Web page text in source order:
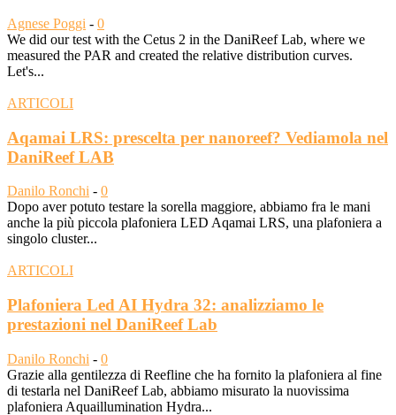
Agnese Poggi - 0
We did our test with the Cetus 2 in the DaniReef Lab, where we
measured the PAR and created the relative distribution curves.
Let's...
ARTICOLI
Aqamai LRS: prescelta per nanoreef? Vediamola nel
DaniReef LAB
Danilo Ronchi - 0
Dopo aver potuto testare la sorella maggiore, abbiamo fra le mani
anche la più piccola plafoniera LED Aqamai LRS, una plafoniera a
singolo cluster...
ARTICOLI
Plafoniera Led AI Hydra 32: analizziamo le
prestazioni nel DaniReef Lab
Danilo Ronchi - 0
Grazie alla gentilezza di Reefline che ha fornito la plafoniera al fine
di testarla nel DaniReef Lab, abbiamo misurato la nuovissima
plafoniera Aquaillumination Hydra...